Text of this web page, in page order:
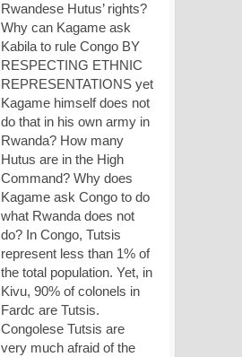
Rwandese Hutus’ rights?
Why can Kagame ask
Kabila to rule Congo BY
RESPECTING ETHNIC
REPRESENTATIONS yet
Kagame himself does not
do that in his own army in
Rwanda? How many
Hutus are in the High
Command? Why does
Kagame ask Congo to do
what Rwanda does not
do? In Congo, Tutsis
represent less than 1% of
the total population. Yet, in
Kivu, 90% of colonels in
Fardc are Tutsis.
Congolese Tutsis are
very much afraid of the